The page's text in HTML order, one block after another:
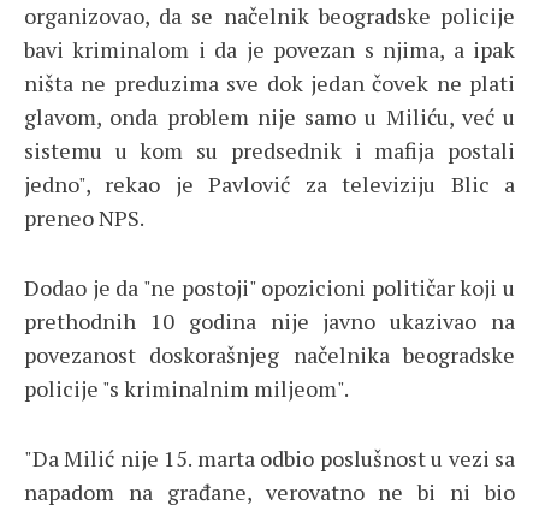
organizovao, da se načelnik beogradske policije
bavi kriminalom i da je povezan s njima, a ipak
ništa ne preduzima sve dok jedan čovek ne plati
glavom, onda problem nije samo u Miliću, već u
sistemu u kom su predsednik i mafija postali
jedno", rekao je Pavlović za televiziju Blic a
preneo NPS.
Dodao je da "ne postoji" opozicioni političar koji u
prethodnih 10 godina nije javno ukazivao na
povezanost doskorašnjeg načelnika beogradske
policije "s kriminalnim miljeom".
"Da Milić nije 15. marta odbio poslušnost u vezi sa
napadom na građane, verovatno ne bi ni bio